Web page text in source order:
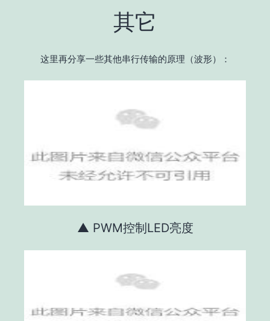
其它
这里再分享一些其他串行传输的原理（波形）：
▲ PWM控制LED亮度